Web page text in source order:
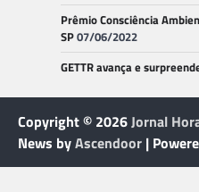
Prêmio Consciência
SP07/06/2022
GETTR avança e
Copyright © 2026Jornal
News byAscendoor |